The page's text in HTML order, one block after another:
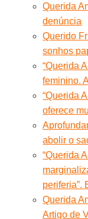
Querida
denúncia
Querido
sonhos
“Querida
feminino.
“Querida
oferece
abolir o
“Querida
periferia”.
Querida
Artigo de